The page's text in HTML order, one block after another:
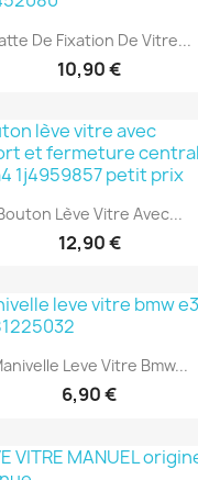
Aperçu rapide
De Fixation De Vitre...
10,90 €
Aperçu rapide
Lève Vitre Avec...
12,90 €
Aperçu rapide
Leve Vitre Bmw...
6,90 €